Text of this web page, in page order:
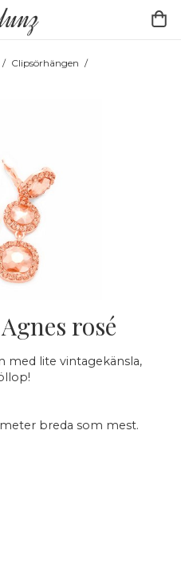
/ Clipsörhängen /
rosé
med lite vintagekänsla,
breda som mest.